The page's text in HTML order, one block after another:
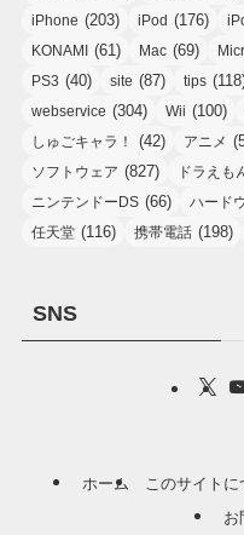
iPhone (203) iPod (176)
KONAMI (61) Mac (69)
PS3 (40) site (87) tips
webservice (304) Wii (100)
しゅごキャラ！ (42) アニメ
ソフトウェア (827) ドラえも
ニンテンドーDS (66) ハード
任天堂 (116) 携帯電話 (198)
SNS
ホーム このサイトに
お